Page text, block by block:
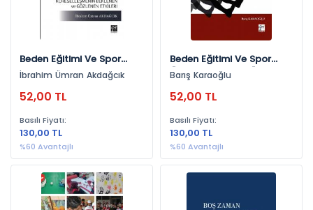
Beden Eğitimi Ve Spor
Yüksek Okullarında
Küreselleşmenin Beklenen
Ve Gözlenen Etkileri
İbrahim Ümran Akdağcık
52,00 TL
Basılı Fiyatı:
130,00 TL
%60 Avantajlı
Beden Eğitimi Ve Spor
Öğretmenlerinin, Örgütsel
Kimlik, Örgütsel İmaj
Algılarının Örgütsel
Barış Karaoğlu
52,00 TL
Basılı Fiyatı:
130,00 TL
%60 Avantajlı